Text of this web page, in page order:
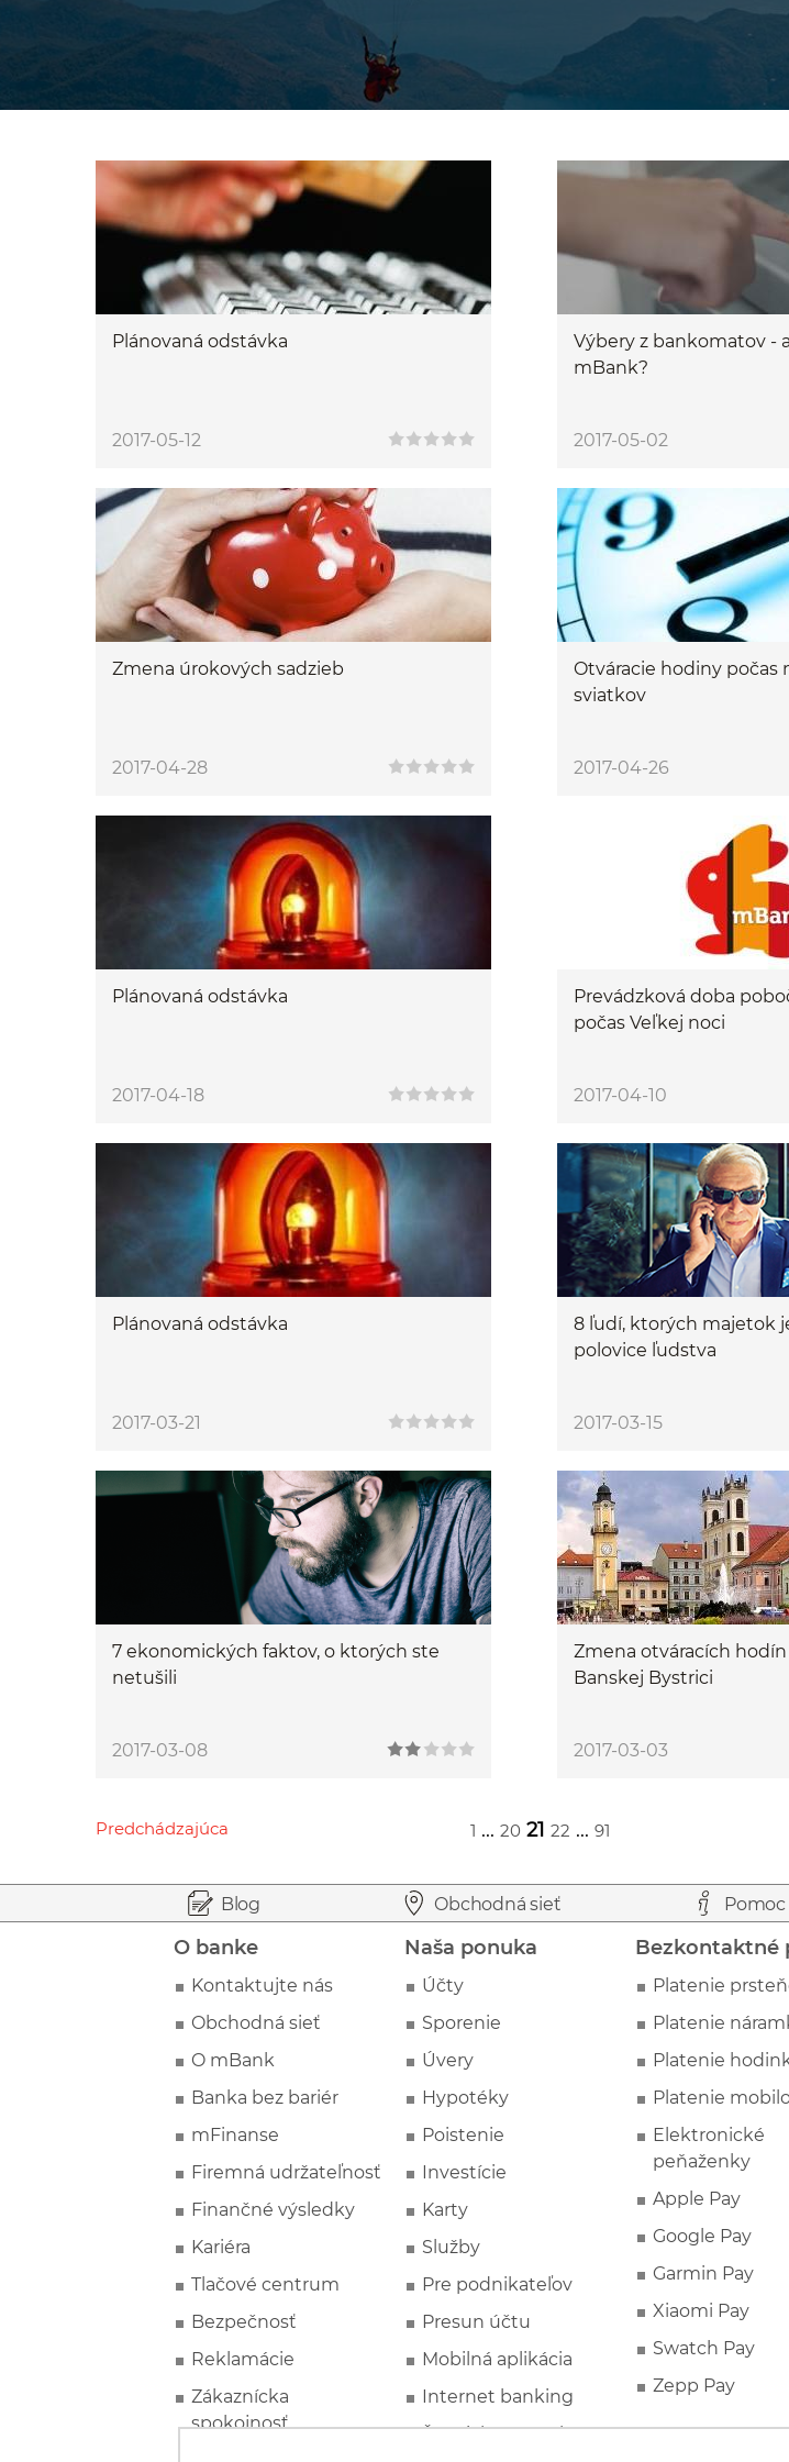
Plánovaná odstávka
2017-05-12
Výbery z bankomatov -
mBank?
2017-05-02
Zmena úrokových sadzieb
2017-04-28
Otváracie hodiny počas
sviatkov
2017-04-26
Plánovaná odstávka
2017-04-18
Prevádzková doba
počas Veľkej noci
2017-04-10
Plánovaná odstávka
2017-03-21
8 ľudí, ktorých majetok
polovice ľudstva
2017-03-15
7 ekonomických faktov, o ktorých ste
netušili
2017-03-08
Zmena otváracích
Banskej Bystrici
2017-03-03
Predchádzajúca
Przejdź do poprzedniej strony 1 ... 20 21 22 ... 91
Blog Obchodná sieť Pomoc
O banke
Kontaktujte nás
Obchodná sieť
O mBank
Banka bez bariér
mFinanse
Firemná udržateľnosť
Finančné výsledky
Kariéra
Tlačové centrum
Bezpečnosť
Reklamácie
Zákaznícka
spokojnosť
Naša ponuka
Účty
Sporenie
Úvery
Hypotéky
Poistenie
Investície
Karty
Služby
Pre podnikateľov
Presun účtu
Mobilná aplikácia
Internet banking
Špeciálne ponuky
Bezkontaktné
Platenie
Platenie
Platenie
Platenie
Elektronické
peňaženky
Apple Pay
Google Pay
Garmin Pay
Xiaomi Pay
Swatch Pay
Zepp Pay